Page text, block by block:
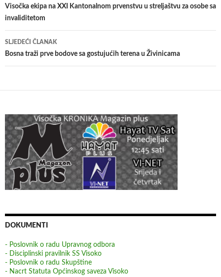
članaka
Visočka ekipa na XXI Kantonalnom prvenstvu u streljaštvu za osobe sa
invaliditetom
SLJEDEĆI ČLANAK
Bosna traži prve bodove sa gostujućih terena u Živinicama
DOKUMENTI
- Poslovnik o radu Upravnog odbora
- Disciplinski pravilnik SS Visoko
- Poslovnik o radu Skupštine
- Nacrt Statuta Općinskog saveza Visoko